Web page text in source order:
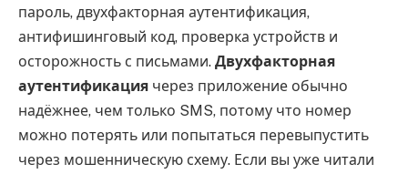
пароль, двухфакторная аутентификация,
антифишинговый код, проверка устройств и
осторожность с письмами. Двухфакторная
аутентификация через приложение обычно
надёжнее, чем только SMS, потому что номер
можно потерять или попытаться перевыпустить
через мошенническую схему. Если вы уже читали